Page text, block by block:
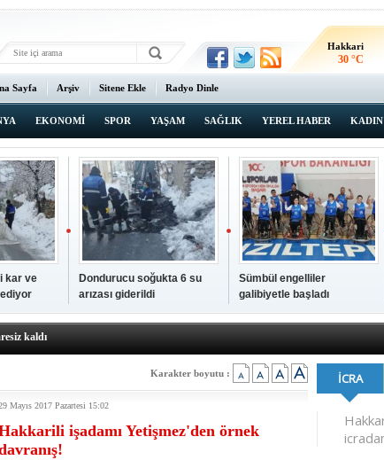
Hakkari
30 °C
Sayfa Arşiv Sitene Ekle Radyo Dinle
EKONOMİ SPOR YAŞAM SAĞLIK YEREL HABER KADIN
kar ve
Dondurucu soğukta 6 su
arızası giderildi
Sümbül engelliler
galibiyetle başladı
kaldı
Ufuk Turan görevine başladı
için geleceğe yatırım yapıyoruz
Gurur
buldu
Karakter boyutu :
Mayıs 2017 Pazartesi 15:02
işadamı Yetişmez'den örnek